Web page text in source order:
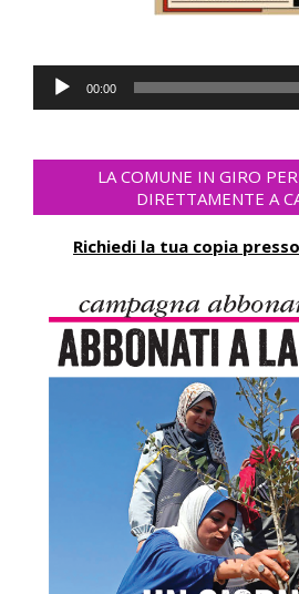
Audio-
Player
00:00
LA COMUNE IN GIRO
DIRETTAMENTE A
Richiedi la tua copia